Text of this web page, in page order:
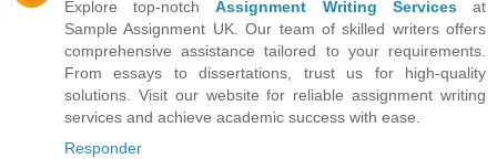
Explore top-notchAssignment Writing Servicesat
Sample Assignment UK. Our team of skilled writers offers
comprehensive assistance tailored to your requirements.
From essays to dissertations, trust us for high-quality
solutions. Visit our website for reliable assignment writing
services and achieve academic success with ease.
Responder